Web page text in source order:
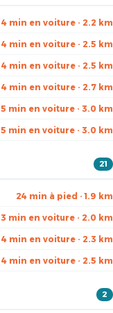
4 min en voiture · 2.2 km
4 min en voiture · 2.5 km
4 min en voiture · 2.5 km
4 min en voiture · 2.7 km
5 min en voiture · 3.0 km
5 min en voiture · 3.0 km
21
24 min à pied · 1.9 km
3 min en voiture · 2.0 km
4 min en voiture · 2.3 km
4 min en voiture · 2.5 km
2